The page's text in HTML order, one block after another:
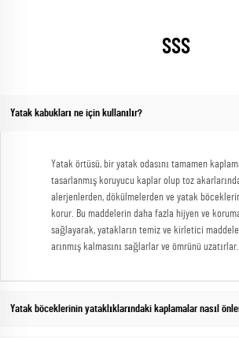
SSS
Yatak kabukları ne için kullanılır?
Yatak örtüsü, bir yatak odasını tamamen
tasarlanmış koruyucu kaplar olup toz
alerjenlerden, dökülmelerden ve yatak
korur. Bu maddelerin daha fazla hijyen ve
sağlayarak, yatakların temiz ve kirletici
arınmış kalmasını sağlarlar ve ömrünü uzatırlar.
Yatak böceklerinin yataklıklarındaki kaplamalar nasıl